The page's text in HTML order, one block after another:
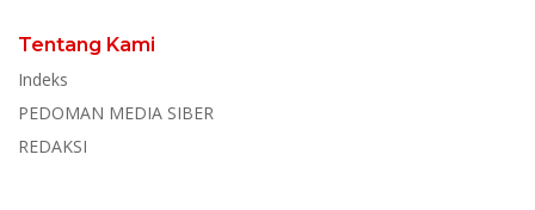
Tentang Kami
Indeks
PEDOMAN MEDIA SIBER
REDAKSI